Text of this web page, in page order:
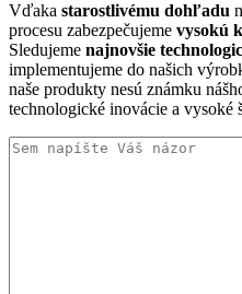
Vďaka starostlivému dohľadu
procesu zabezpečujeme vysokú
Sledujeme najnovšie
implementujeme do našich
naše produkty nesú známku
technologické inovácie a vysoké